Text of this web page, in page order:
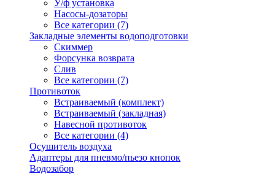
У/ф установка
Насосы-дозаторы
Все категории (7)
Закладные элементы водоподготовки
Скиммер
Форсунка возврата
Слив
Все категории (7)
Противоток
Встраиваемый (комплект)
Встраиваемый (закладная)
Навесной противоток
Все категории (4)
Осушитель воздуха
Адаптеры для пневмо/пьезо кнопок
Водозабор